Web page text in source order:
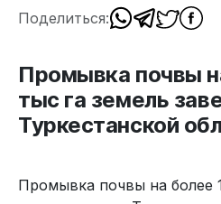
Поделиться:
Промывка почвы
тыс га земель
Туркестанской
Промывка почвы на более